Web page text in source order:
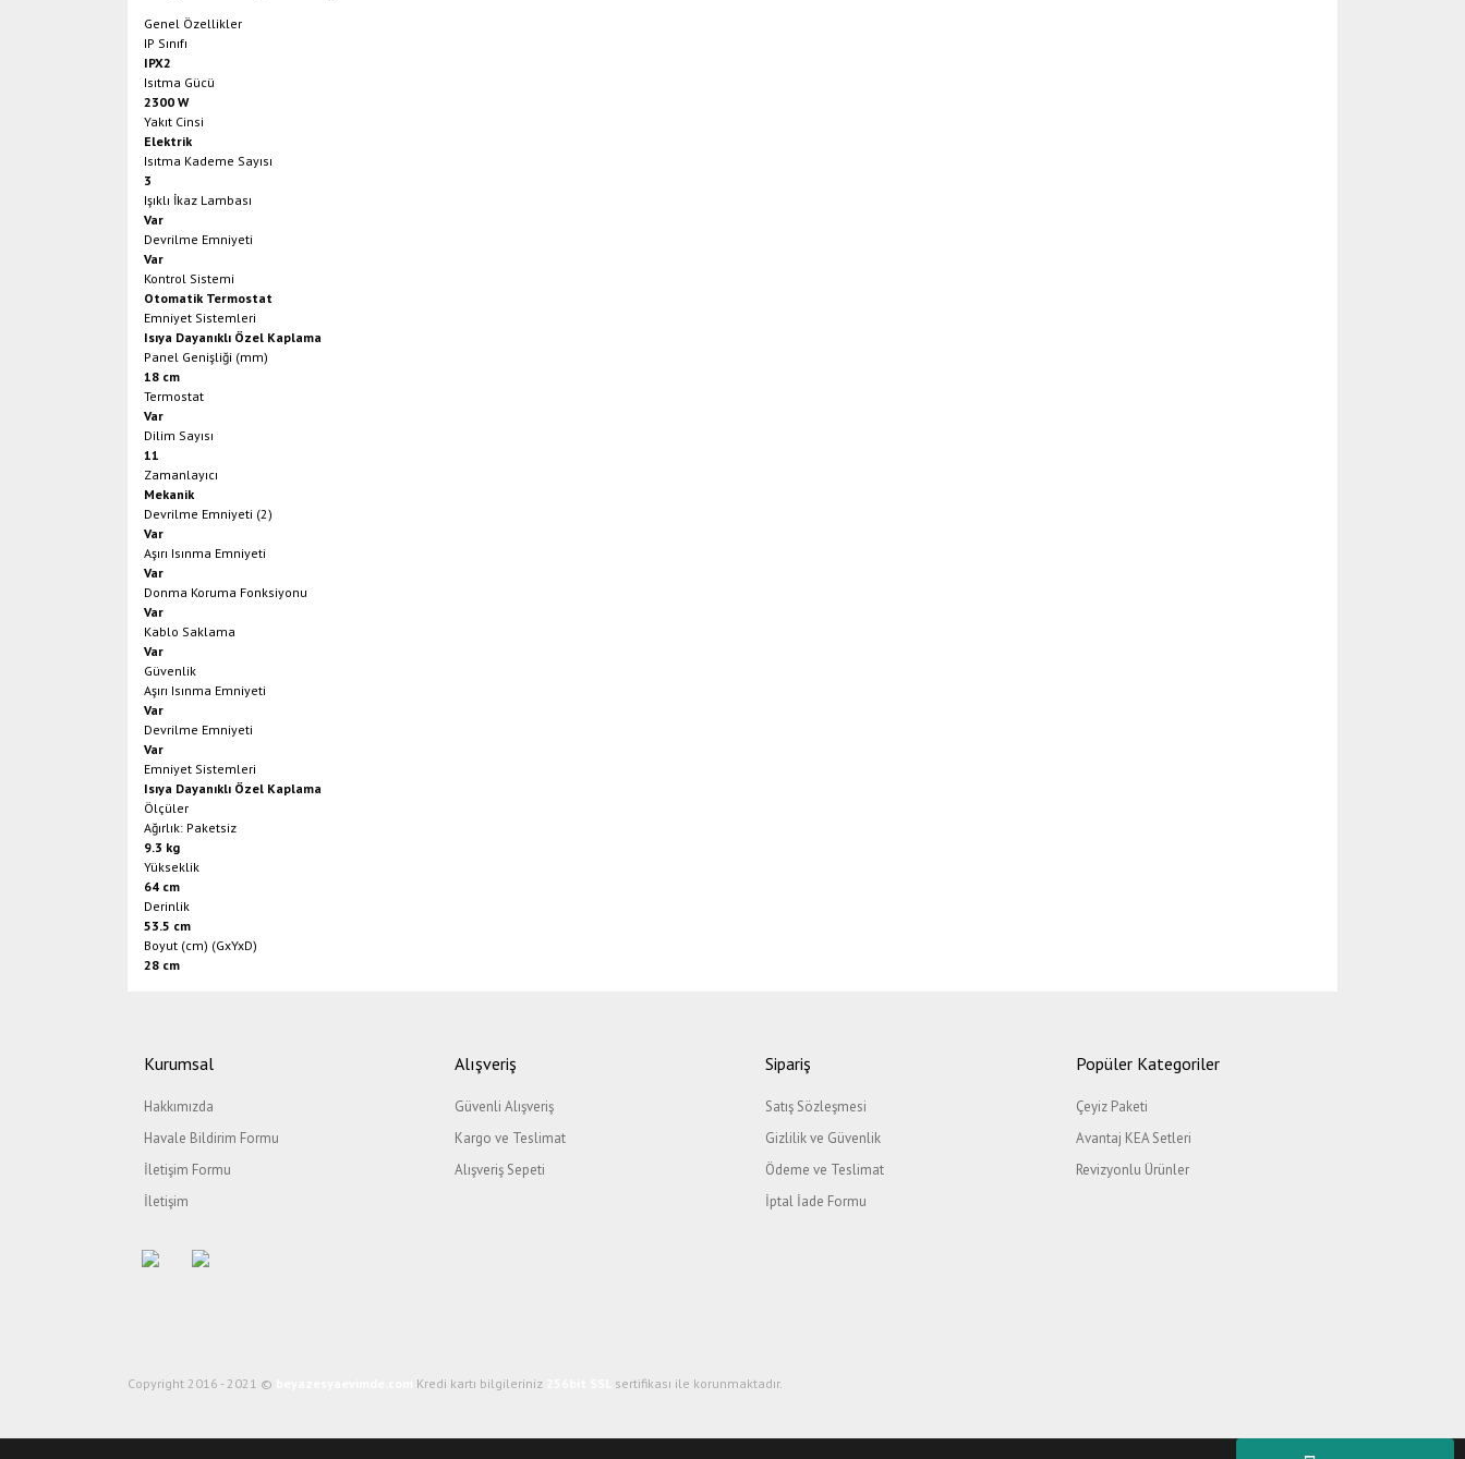
Genel Özellikler
IP Sınıfı
IPX2
Isıtma Gücü
2300 W
Yakıt Cinsi
Elektrik
Isıtma Kademe Sayısı
3
Işıklı İkaz Lambası
Var
Devrilme Emniyeti
Var
Kontrol Sistemi
Otomatik Termostat
Emniyet Sistemleri
Isıya Dayanıklı Özel Kaplama
Panel Genişliği (mm)
18 cm
Termostat
Var
Dilim Sayısı
11
Zamanlayıcı
Mekanik
Devrilme Emniyeti (2)
Var
Aşırı Isınma Emniyeti
Var
Donma Koruma Fonksiyonu
Var
Kablo Saklama
Var
Güvenlik
Aşırı Isınma Emniyeti
Var
Devrilme Emniyeti
Var
Emniyet Sistemleri
Isıya Dayanıklı Özel Kaplama
Ölçüler
Ağırlık: Paketsiz
9.3 kg
Yükseklik
64 cm
Derinlik
53.5 cm
Boyut (cm) (GxYxD)
28 cm
Kurumsal
Hakkımızda
Havale Bildirim Formu
İletişim Formu
İletişim
Alışveriş
Güvenli Alışveriş
Kargo ve Teslimat
Alışveriş Sepeti
Sipariş
Satış Sözleşmesi
Gizlilik ve Güvenlik
Ödeme ve Teslimat
İptal İade Formu
Popüler Kategoriler
Çeyiz Paketi
Avantaj KEA Setleri
Revizyonlu Ürünler
Copyright 2016 - 2021 © Kredi kartı bilgileriniz sertifikası ile korunmaktadır.